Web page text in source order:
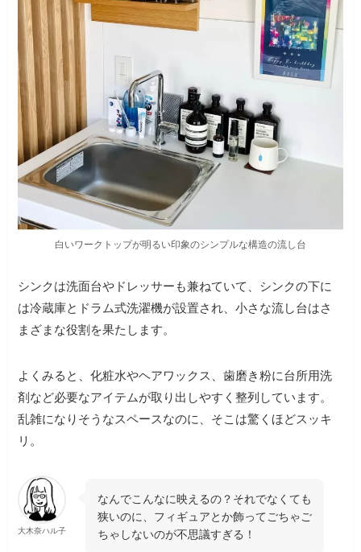
白いワークトップが明るい印象のシンプルな構造の流し台
シンクは洗面台やドレッサーも兼ねていて、シンクの下に
は冷蔵庫とドラム式洗濯機が設置され、小さな流し台はさ
まざまな役割を果たします。
よくみると、化粧水やヘアワックス、歯磨き粉に台所用洗
剤など必要なアイテムが取り出しやすく整列しています。
乱雑になりそうなスペースなのに、そこは驚くほどスッキ
リ。
大木奈ハル子
なんでこんなに映えるの？それでなくても
狭いのに、フィギュアとか飾ってごちゃご
ちゃしないのが不思議すぎる！